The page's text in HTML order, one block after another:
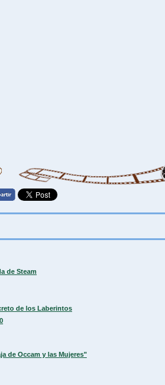
de Steam
de los Laberintos
de Occam y las Mujeres"